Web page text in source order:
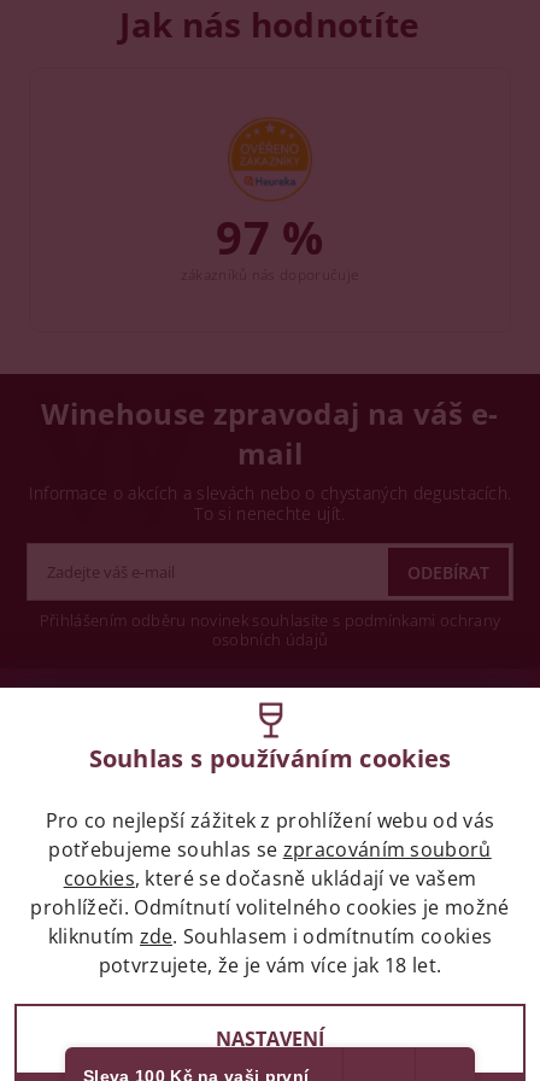
Jak nás hodnotíte
97 %
Winehouse zpravodaj na váš e-
mail
Informace o akcích a slevách nebo o chystaných degustacích.
To si nenechte ujít.
Přihlášením odběru novinek souhlasíte s podmínkami ochrany
osobních údajů
Legislativa
Zákaz prodeje alkoholických nápojů osobám
mladších 18 let.
Naše služby
Souhlas s používáním cookies
Pro co nejlepší zážitek z prohlížení webu od vás
potřebujeme souhlas se zpracováním souborů
cookies, které se dočasně ukládají ve vašem
prohlížeči. Odmítnutí volitelného cookies je možné
kliknutím zde. Souhlasem i odmítnutím cookies
potvrzujete, že je vám více jak 18 let.
NASTAVENÍ
Sleva 100 Kč na vaši první